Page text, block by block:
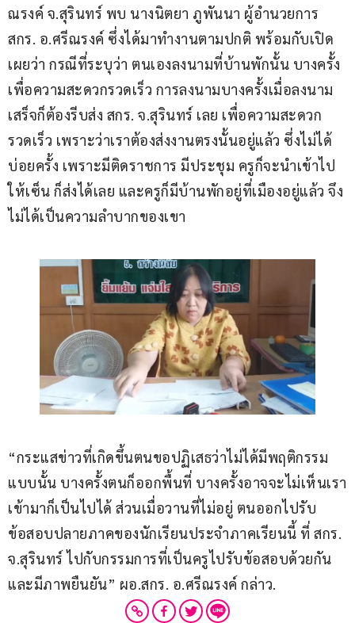
ณรงค์ จ.สุรินทร์ พบ นางนิตยา ภูพันนา ผู้อำนวยการ
สกร. อ.ศรีณรงค์ ซึ่งได้มาทำงานตามปกติ พร้อมกับเปิด
เผยว่า กรณีที่ระบุว่า ตนเองลงนามที่บ้านพักนั้น บางครั้ง
เพื่อความสะดวกรวดเร็ว การลงนามบางครั้งเมื่อลงนาม
เสร็จก็ต้องรีบส่ง สกร. จ.สุรินทร์ เลย เพื่อความสะดวก
รวดเร็ว เพราะว่าเราต้องส่งงานตรงนั้นอยู่แล้ว ซึ่งไม่ได้
บ่อยครั้ง เพราะมีติดราชการ มีประชุม ครูก็จะนำเข้าไป
ให้เซ็น ก็ส่งได้เลย และครูก็มีบ้านพักอยู่ที่เมืองอยู่แล้ว จึง
ไม่ได้เป็นความลำบากของเขา
“กระแสข่าวที่เกิดขึ้นตนขอปฏิเสธว่าไม่ได้มีพฤติกรรม
แบบนั้น บางครั้งตนก็ออกพื้นที่ บางครั้งอาจจะไม่เห็นเรา
เข้ามาก็เป็นไปได้ ส่วนเมื่อวานที่ไม่อยู่ ตนออกไปรับ
ข้อสอบปลายภาคของนักเรียนประจำภาคเรียนนี้ ที่ สกร.
จ.สุรินทร์ ไปกับกรรมการที่เป็นครูไปรับข้อสอบด้วยกัน
และมีภาพยืนยัน” ผอ.สกร. อ.ศรีณรงค์ กล่าว.